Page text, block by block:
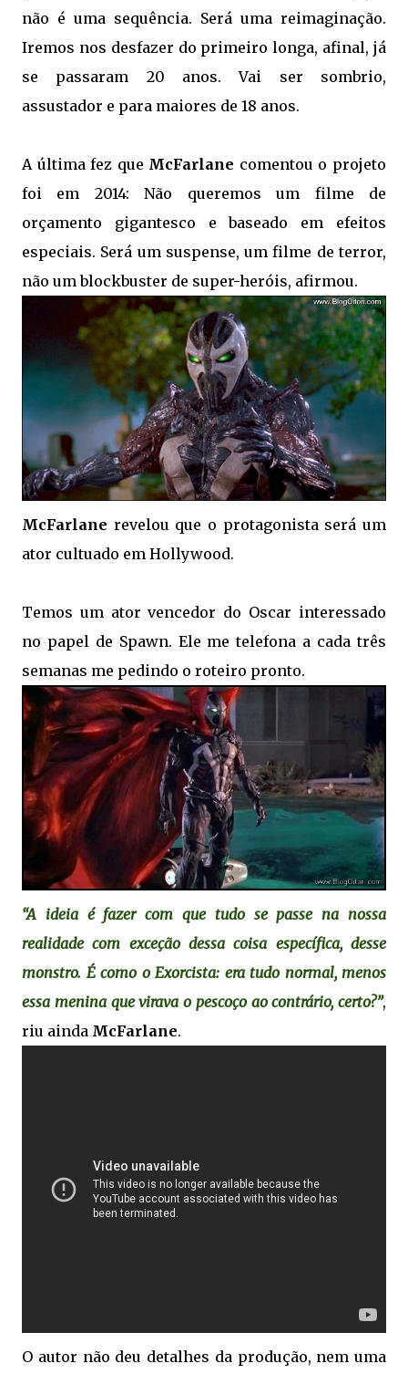
não é uma sequência. Será uma reimaginação.
Iremos nos desfazer do primeiro longa, afinal, já
se passaram 20 anos. Vai ser sombrio,
assustador e para maiores de 18 anos.
A última fez que McFarlane comentou o projeto
foi em 2014: Não queremos um filme de
orçamento gigantesco e baseado em efeitos
especiais. Será um suspense, um filme de terror,
não um blockbuster de super-heróis, afirmou.
McFarlane revelou que o protagonista será um
ator cultuado em Hollywood.
Temos um ator vencedor do Oscar interessado
no papel de Spawn. Ele me telefona a cada três
semanas me pedindo o roteiro pronto.
“A ideia é fazer com que tudo se passe na nossa
realidade com exceção dessa coisa específica, desse
monstro. É como o Exorcista: era tudo normal, menos
essa menina que virava o pescoço ao contrário, certo?”,
riu ainda McFarlane.
O autor não deu detalhes da produção, nem uma